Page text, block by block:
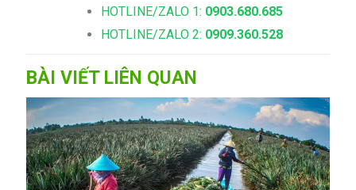
HOTLINE/ZALO 1: 0903.680.685
HOTLINE/ZALO 2: 0909.360.528
BÀI VIẾT LIÊN QUAN